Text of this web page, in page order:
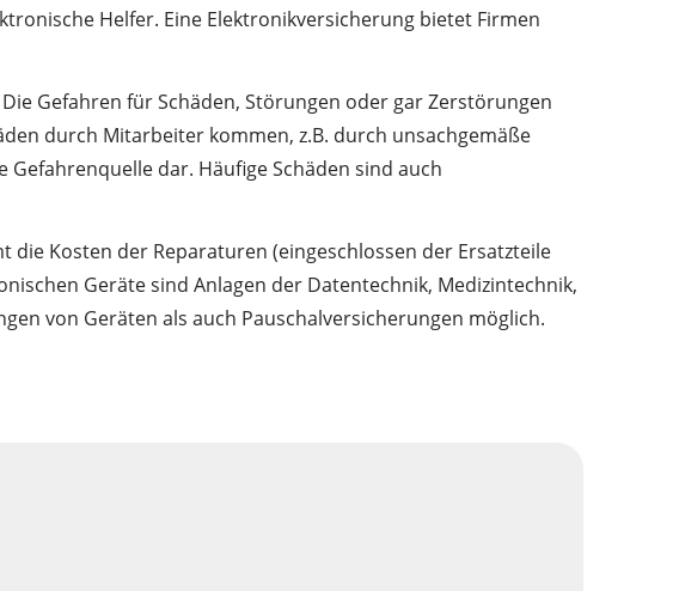
Helfer. Eine Elektronikversicherung bietet Firmen
Gefahren für Schäden, Störungen oder gar Zerstörungen
durch Mitarbeiter kommen, z.B. durch unsachgemäße
dar. Häufige Schäden sind auch
Kosten der Reparaturen (eingeschlossen der Ersatzteile
Geräte sind Anlagen der Datentechnik, Medizintechnik,
von Geräten als auch Pauschalversicherungen möglich.